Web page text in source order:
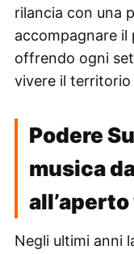
rilancia con una
accompagnare il
offrendo ogni
vivere il
Podere
musica
Negli ultimi anni